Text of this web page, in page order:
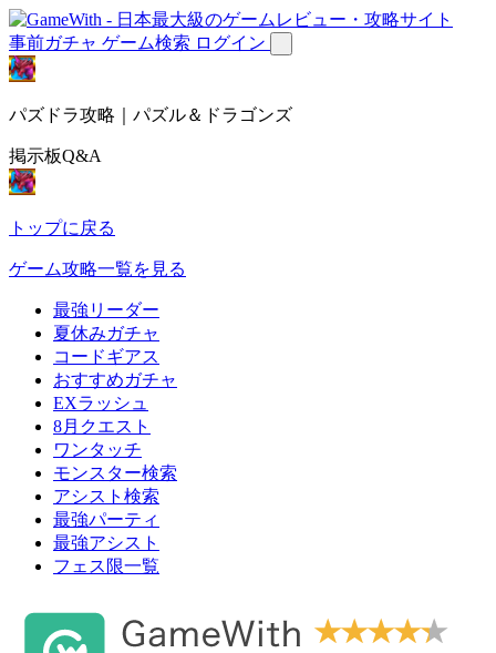
事前ガチャ ゲーム検索 ログイン
パズドラ攻略｜パズル＆ドラゴンズ
掲示板Q&A
トップに戻る
ゲーム攻略一覧を見る
最強リーダー
夏休みガチャ
コードギアス
おすすめガチャ
EXラッシュ
8月クエスト
ワンタッチ
モンスター検索
アシスト検索
最強パーティ
最強アシスト
フェス限一覧